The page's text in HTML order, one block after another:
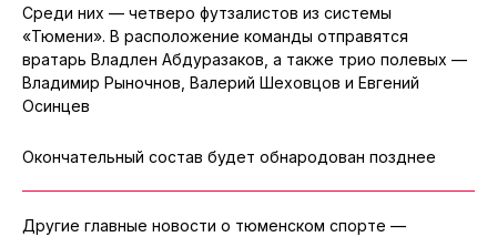
Среди них — четверо футзалистов из системы
«Тюмени». В расположение команды отправятся
вратарь Владлен Абдуразаков, а также трио полевых —
Владимир Рыночнов, Валерий Шеховцов и Евгений
Осинцев
Окончательный состав будет обнародован позднее
Другие главные новости о тюменском спорте —